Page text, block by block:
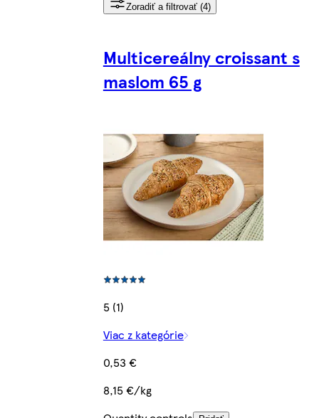
Zoradiť a filtrovať (4)
Multicereálny croissant s
maslom 65 g
5 (1)
Viac z kategórie
0,53 €
8,15 €/kg